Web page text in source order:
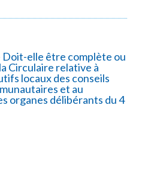
Doit-elle être complète ou
Circulaire relative à
locaux des conseils
et au
organes délibérants du 4